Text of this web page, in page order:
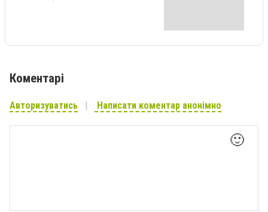
Коментарі
Авторизуватись Написати коментар анонімно
🙂